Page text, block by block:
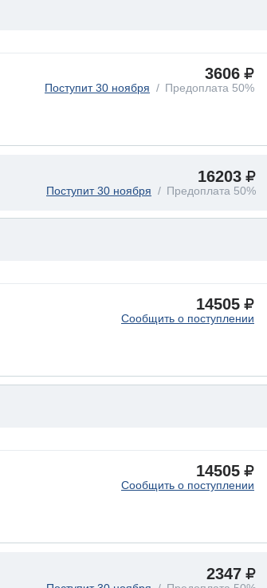
3606
Поступит 30 ноября Предоплата 50%
16203
Поступит 30 ноября Предоплата 50%
14505
Сообщить о поступлении
14505
Сообщить о поступлении
2347